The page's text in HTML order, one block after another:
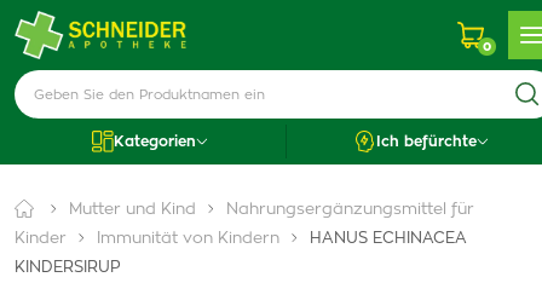
0
Kategorien Ich befürchte
Mutter und Kind
Nahrungsergänzungsmittel für
Kinder
Immunität von Kindern
HANUS ECHINACEA
KINDERSIRUP